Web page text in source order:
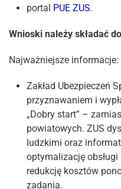
portal PUE ZUS.
Wnioski należy składać
Najważniejsze informacje:
Zakład Ubezpieczeń
przyznawaniem i
„Dobry start” –
powiatowych. ZUS
ludzkimi oraz
optymalizację obsługi
redukcję kosztów
zadania.